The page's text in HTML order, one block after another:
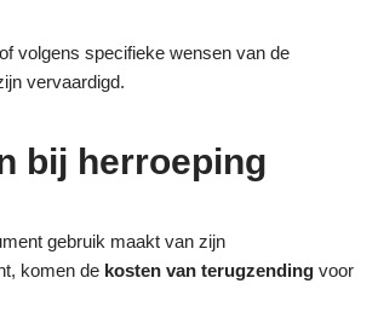
volgens specifieke wensen van de
vervaardigd.
bij herroeping
gebruik maakt van zijn
komen de kosten van terugzending voor